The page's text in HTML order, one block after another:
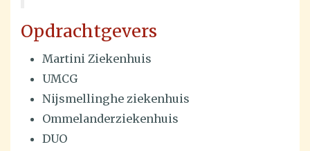
Opdrachtgevers
Martini Ziekenhuis
UMCG
Nijsmellinghe ziekenhuis
Ommelanderziekenhuis
DUO